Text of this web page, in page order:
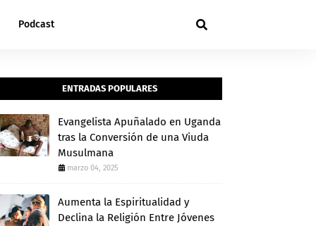
Podcast
ENTRADAS POPULARES
Evangelista Apuñalado en Uganda
tras la Conversión de una Viuda
Musulmana
marzo 04, 2025
Aumenta la Espiritualidad y
Declina la Religión Entre Jóvenes